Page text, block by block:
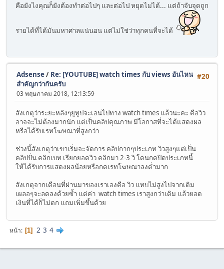
คือยังไงคุณก็ยังต้องทำต่อไปๆ และต่อไป หยุดไม่ได้... แต่ถ้าจับจุดถูก
รายได้ที่ได้มันมหาศาลแน่นอน แต่ไม่ใช่ว่าทุกคนที่จะได้
#20
Adsense/ Re: [YOUTUBE] watch times กับ views อันไหน
สำคัญกว่ากันครับ
03 พฤษภาคม 2018, 12:13:59
สังเกตุว่าระยะหลังๆยูทูปจะเอนไปทาง watch times แล้วนะคะ คือวิว
อาจจะไม่ต้องมากนัก แต่เป็นคลิปคุณภาพ มีโอกาสที่จะได้แสดงผล
หรือได้รับเรทโฆษณาที่สูงกว่า
ช่วงนี้สังเกตุว่าเขาเริ่มจะจัดการ คลิปกากๆประเภท วิวสูงๆแต่เป็น
คลิปปั่น คลิกเบท เรียกยอดวิว คลิกมา 2-3 วิ โดนกดปิดประเภทนี้
ให้ได้รับการแสดงผลน้อยหรือกดเรทโฆษณาลงต่ำมาก
สังเกตุจากเดือนที่ผ่านมาของเราเองคือ วิว แทบไม่สูงไปจากเดิม
เผลอๆจะลดลงด้วยซ้ำ แต่ค่า watch times เราสูงกว่าเดิม แล้วยอด
เงินที่ได้ก็ไม่ตก แถมเพิ่มขึ้นด้วย
หน้า 1 2 3 4